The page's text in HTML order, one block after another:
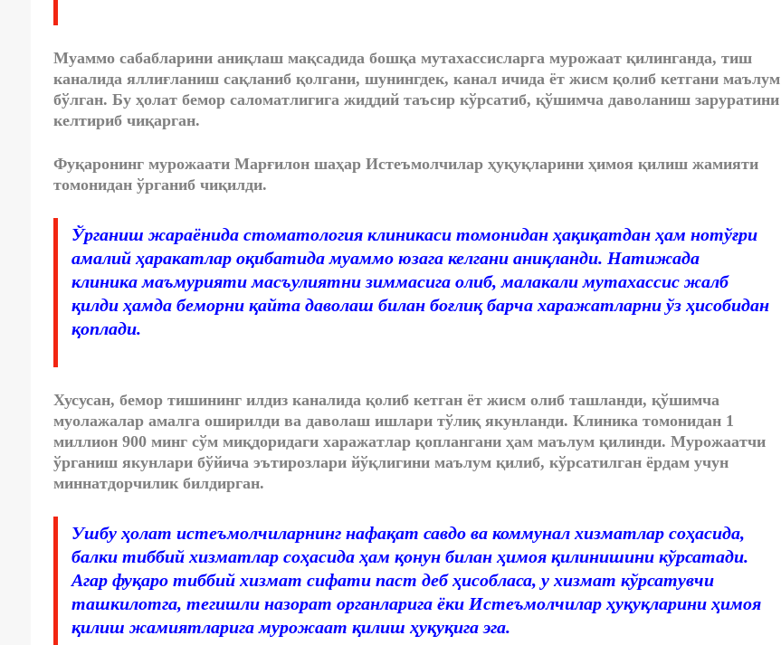
Муаммо сабабларини аниқлаш мақсадида бошқа мутахассисларга мурожаат қилинганда, тиш
каналида яллиғланиш сақланиб қолгани, шунингдек, канал ичида ёт жисм қолиб кетгани маълум
бўлган. Бу ҳолат бемор саломатлигига жиддий таъсир кўрсатиб, қўшимча даволаниш заруратини
келтириб чиқарган.
Фуқаронинг мурожаати Марғилон шаҳар Истеъмолчилар ҳуқуқларини ҳимоя қилиш жамияти
томонидан ўрганиб чиқилди.
Ўрганиш жараёнида стоматология клиникаси томонидан ҳақиқатдан ҳам нотўғри
амалий ҳаракатлар оқибатида муаммо юзага келгани аниқланди. Натижада
клиника маъмурияти масъулиятни зиммасига олиб, малакали мутахассис жалб
қилди ҳамда беморни қайта даволаш билан боғлиқ барча харажатларни ўз ҳисобидан
қоплади.
Хусусан, бемор тишининг илдиз каналида қолиб кетган ёт жисм олиб ташланди, қўшимча
муолажалар амалга оширилди ва даволаш ишлари тўлиқ якунланди. Клиника томонидан 1
миллион 900 минг сўм миқдоридаги харажатлар қоплангани ҳам маълум қилинди. Мурожаатчи
ўрганиш якунлари бўйича эътирозлари йўқлигини маълум қилиб, кўрсатилган ёрдам учун
миннатдорчилик билдирган.
Ушбу ҳолат истеъмолчиларнинг нафақат савдо ва коммунал хизматлар соҳасида,
балки тиббий хизматлар соҳасида ҳам қонун билан ҳимоя қилинишини кўрсатади.
Агар фуқаро тиббий хизмат сифати паст деб ҳисобласа, у хизмат кўрсатувчи
ташкилотга, тегишли назорат органларига ёки Истеъмолчилар ҳуқуқларини ҳимоя
қилиш жамиятларига мурожаат қилиш ҳуқуқига эга.